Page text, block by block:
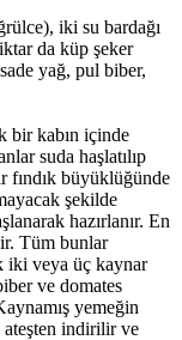
iki su bardağı
da küp şeker
yağ, pul biber,
bir kabın içinde
suda haşlatılıp
fındık büyüklüğünde
şekilde
hazırlanır. En
Tüm bunlar
iki veya üç kaynar
ve domates
yemeğin
indirilir ve